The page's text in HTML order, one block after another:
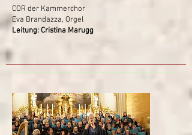
COR der Kammerchor
Eva Brandazza, Orgel
Leitung: Cristina Marugg